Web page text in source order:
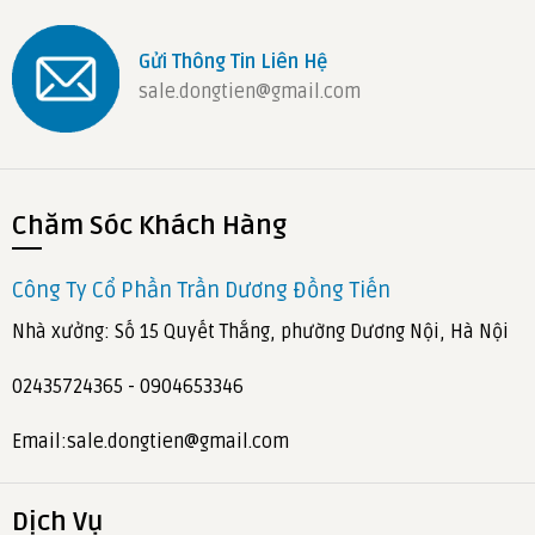
Gửi Thông Tin Liên Hệ
sale.dongtien@gmail.com
Chăm Sóc Khách Hàng
Công Ty Cổ Phần Trần Dương Đồng Tiến
Nhà xưởng: Số 15 Quyết Thắng, phường Dương Nội, Hà Nội
02435724365 - 0904653346
Email:sale.dongtien@gmail.com
Dịch Vụ